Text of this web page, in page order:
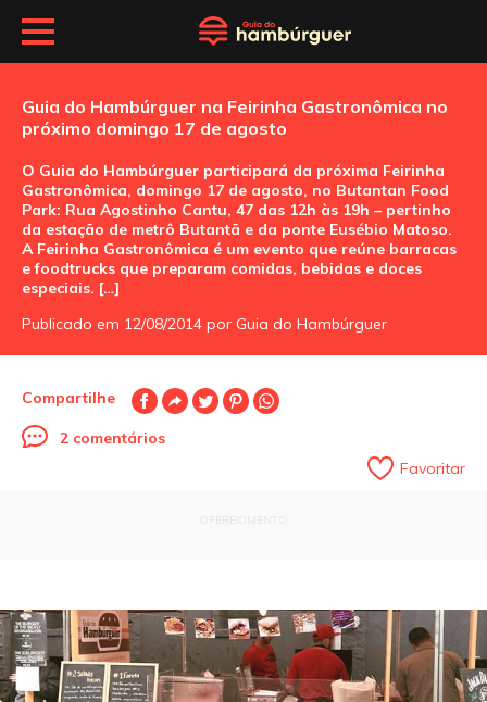
Guia do Hambúrguer na Feirinha Gastronômica no
próximo domingo 17 de agosto
O Guia do Hambúrguer participará da próxima Feirinha
Gastronômica, domingo 17 de agosto, no Butantan Food
Park: Rua Agostinho Cantu, 47 das 12h às 19h – pertinho
da estação de metrô Butantã e da ponte Eusébio Matoso.
A Feirinha Gastronômica é um evento que reúne barracas
e foodtrucks que preparam comidas, bebidas e doces
especiais. […]
Publicado em 12/08/2014 por Guia do Hambúrguer
Compartilhe
2 comentários
Favoritar